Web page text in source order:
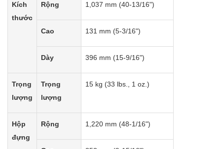
Kích
thước
Rộng 1,037 mm (40-13/16")
Cao 131 mm (5-3/16")
Dày 396 mm (15-9/16")
Trọng
lượng
Trọng
lượng
15 kg (33 lbs., 1 oz.)
Hộp
đựng
Rộng 1,220 mm (48-1/16")